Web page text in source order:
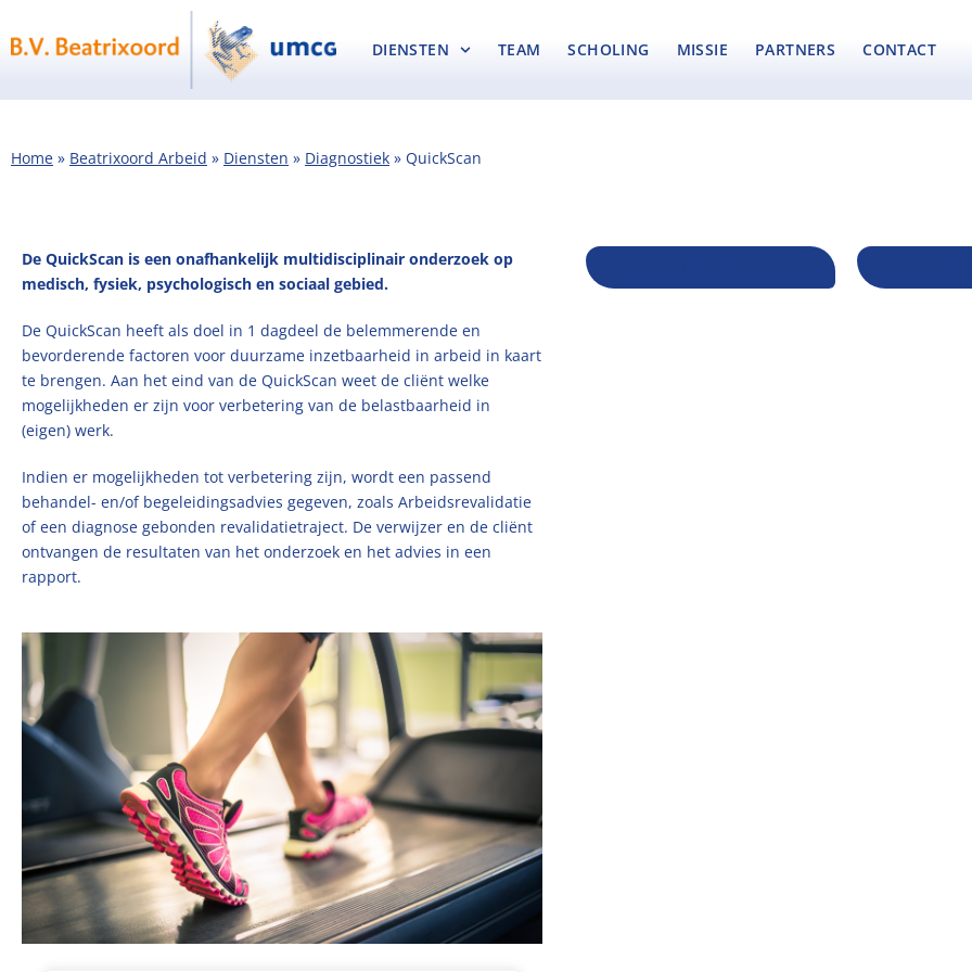
DIENSTEN TEAM SCHOLING MISSIE PARTNERS CONTACT
Home » Beatrixoord Arbeid » Diensten » Diagnostiek » QuickScan
De QuickScan is een onafhankelijk multidisciplinair onderzoek op
medisch, fysiek, psychologisch en sociaal gebied.
De QuickScan heeft als doel in 1 dagdeel de belemmerende en
bevorderende factoren voor duurzame inzetbaarheid in arbeid in kaart
te brengen. Aan het eind van de QuickScan weet de cliënt welke
mogelijkheden er zijn voor verbetering van de belastbaarheid in
(eigen) werk.
Indien er mogelijkheden tot verbetering zijn, wordt een passend
behandel- en/of begeleidingsadvies gegeven, zoals Arbeidsrevalidatie
of een diagnose gebonden revalidatietraject. De verwijzer en de cliënt
ontvangen de resultaten van het onderzoek en het advies in een
rapport.